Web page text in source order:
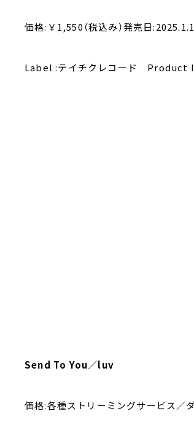
価格:￥1,550（税込み）発売日
Label :テイチクレコード Product
Send To You／luv
価格:各種ストリーミングサービス／